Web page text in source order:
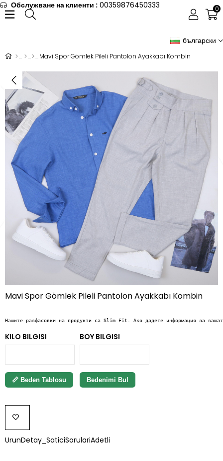
Обслужване на клиенти : 00359876450333
български
0
Mavi Spor Gömlek Pileli Pantolon Ayakkabı Kombin
Mavi Spor Gömlek Pileli Pantolon Ayakkabı Kombin
Нашите разфасовки на продукти са Slim Fit. Ако дадете информация за
KILO BILGISI BOY BILGISI
📏 Beden Tablosu Bedenimi Bul
КЪМ
UrunDetay_SaticiSorulariAdetli